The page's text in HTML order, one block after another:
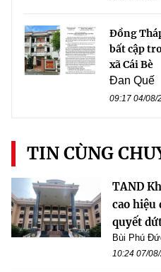
Đồng
bất cập
xã Cái Bè
Đan Quế
09:17 04/08/
TIN CÙNG
TAND
cao hiệu
quyết
Bùi Phú
10:24 07/